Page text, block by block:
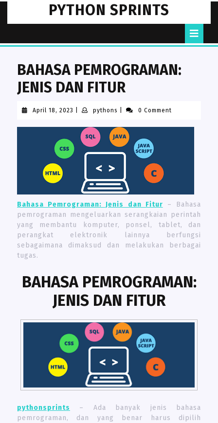
content
PYTHON SPRINTS
BAHASA PEMROGRAMAN:
JENIS DAN FITUR
April 18, 2023 April
2023
pythons pythons0 Comment
Bahasa Pemrograman: Jenis dan Fitur – Bahasa
pemrograman mengeluarkan serangkaian perintah
yang membantu komputer, ponsel, tablet, dan
perangkat elektronik lainnya berfungsi
sebagaimana dimaksud dan melakukan berbagai
tugas.
BAHASA PEMROGRAMAN:
JENIS DAN FITUR
pythonsprints
– Ada banyak jenis bahasa
pemrograman, dan yang benar harus dipilih